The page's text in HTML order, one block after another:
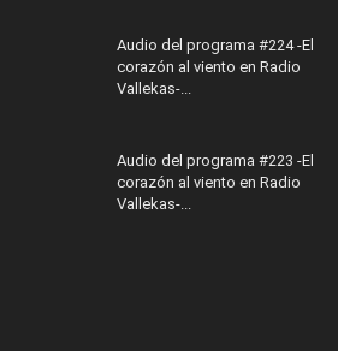
Audio del programa #224 -El
corazón al viento en Radio
Vallekas-...
Audio del programa #223 -El
corazón al viento en Radio
Vallekas-...